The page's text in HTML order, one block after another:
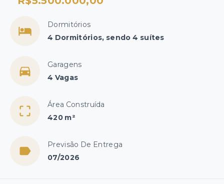
Dormitórios
4 Dormitórios, sendo 4 suítes
Garagens
4 Vagas
Área Construída
420 m²
Previsão De Entrega
07/2026